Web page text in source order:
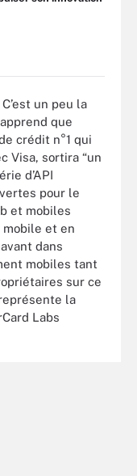
un peu la
que
crédit n°1 qui
Visa, sortira “un
d’API
pour le
et mobiles
et en
dans
mobiles tant
sur ce
la
Labs